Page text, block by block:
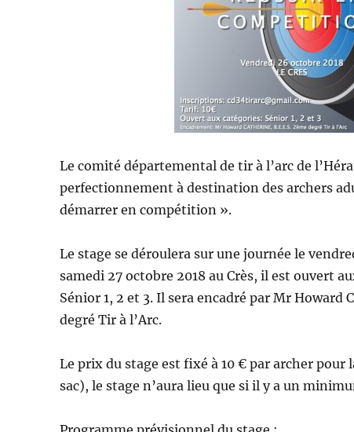
Le comité départemental de tir à l’arc de
perfectionnement à destination des archers
démarrer en compétition ».
Le stage se déroulera sur une journée le
samedi 27 octobre 2018 au Crès, il est ouvert
Sénior 1, 2 et 3. Il sera encadré par Mr Howard
degré Tir à l’Arc.
Le prix du stage est fixé à 10 € par archer pour
sac), le stage n’aura lieu que si il y a un